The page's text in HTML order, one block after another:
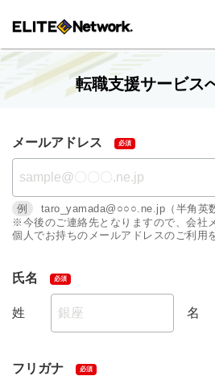
転職支援サービス
メールアドレス
例
taro_yamada@○○○.ne.jp（半角英
※今後のご連絡先となりますので、会社
個人でお持ちのメールアドレスのご利用
氏名
姓 名
フリガナ